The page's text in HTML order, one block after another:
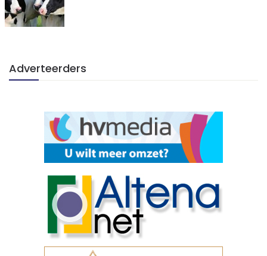
Adverteerders